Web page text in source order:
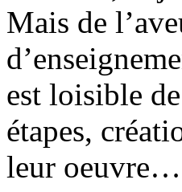
Mais de
est loisible
étapes,
leur oeuvre…